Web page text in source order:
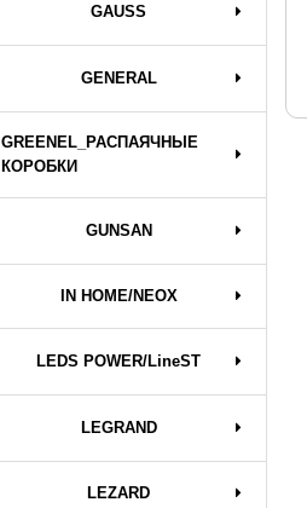
GAUSS
GENERAL
GREENEL_РАСПАЯЧНЫЕ
КОРОБКИ
GUNSAN
IN HOME/NEOX
LEDS POWER/LineST
LEGRAND
LEZARD